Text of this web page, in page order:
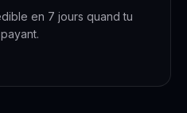
en 7 jours quand tu